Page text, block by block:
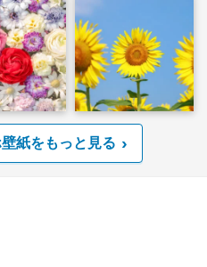
紙をもっと見る